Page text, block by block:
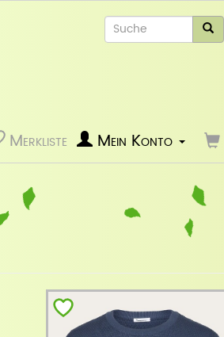
Merkliste Mein Konto